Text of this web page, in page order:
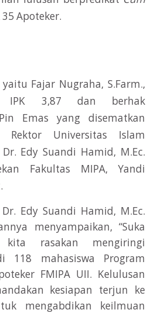
Apoteker.
Fajar Nugraha, S.Farm.,
IPK 3,87 dan berhak
Emas yang disematkan
Rektor Universitas Islam
Edy Suandi Hamid, M.Ec.
Fakultas MIPA, Yandi
Edy Suandi Hamid, M.Ec.
menyampaikan, “Suka
rasakan mengiringi
118 mahasiswa Program
FMIPA UII. Kelulusan
kesiapan terjun ke
mengabdikan keilmuan